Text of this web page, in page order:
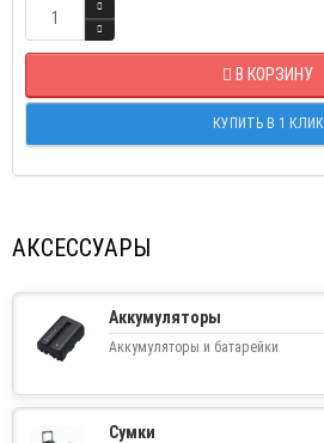
В КОРЗИНУ
КУПИТЬ В 1 КЛИК
АКСЕССУАРЫ
Аккумуляторы
Аккумуляторы и батарейки
Сумки